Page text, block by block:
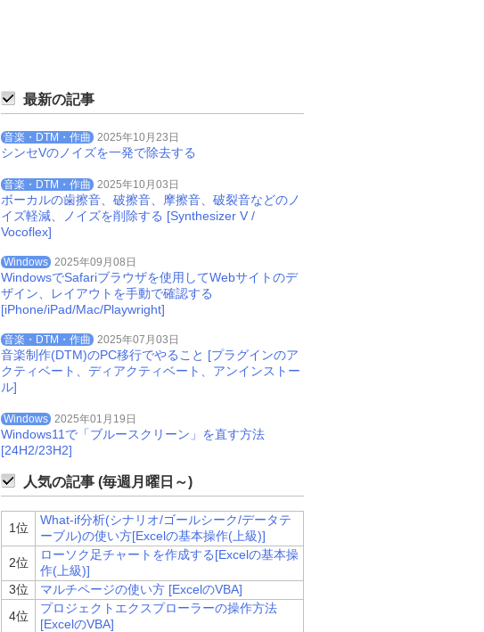
最新の記事
音楽・DTM・作曲 2025年10月23日
シンセVのノイズを一発で除去する
音楽・DTM・作曲 2025年10月03日
ボーカルの歯擦音、破擦音、摩擦音、破裂音などのノ
イズ軽減、ノイズを削除する [Synthesizer V /
Vocoflex]
Windows 2025年09月08日
WindowsでSafariブラウザを使用してWebサイトのデ
ザイン、レイアウトを手動で確認する
[iPhone/iPad/Mac/Playwright]
音楽・DTM・作曲 2025年07月03日
音楽制作(DTM)のPC移行でやること [プラグインのア
クティベート、ディアクティベート、アンインストー
ル]
Windows 2025年01月19日
Windows11で「ブルースクリーン」を直す方法
[24H2/23H2]
人気の記事 (毎週月曜日～)
1位
What-if分析(シナリオ/ゴールシーク/データテ
ーブル)の使い方[Excelの基本操作(上級)]
2位
ローソク足チャートを作成する[Excelの基本操
作(上級)]
3位
マルチページの使い方 [ExcelのVBA]
4位
プロジェクトエクスプローラーの操作方法
[ExcelのVBA]